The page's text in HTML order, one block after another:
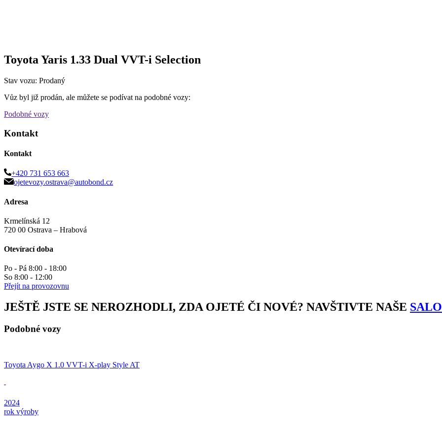
Toyota Yaris 1.33 Dual VVT-i Selection
Stav vozu: Prodaný
Vůz byl již prodán, ale můžete se podívat na podobné vozy:
Podobné vozy
Kontakt
Kontakt
+420 731 653 663
ojetevozy.ostrava@autobond.cz
Adresa
Krmelínská 12
720 00 Ostrava – Hrabová
Otevírací doba
Po - Pá 8:00 - 18:00
So 8:00 - 12:00
Přejít na provozovnu
JEŠTĚ JSTE SE NEROZHODLI, ZDA OJETÉ ČI NOVÉ? NAVŠTIVTE NAŠE
Podobné vozy
Toyota Aygo X 1.0 VVT-i X-play Style AT
2024
rok výroby